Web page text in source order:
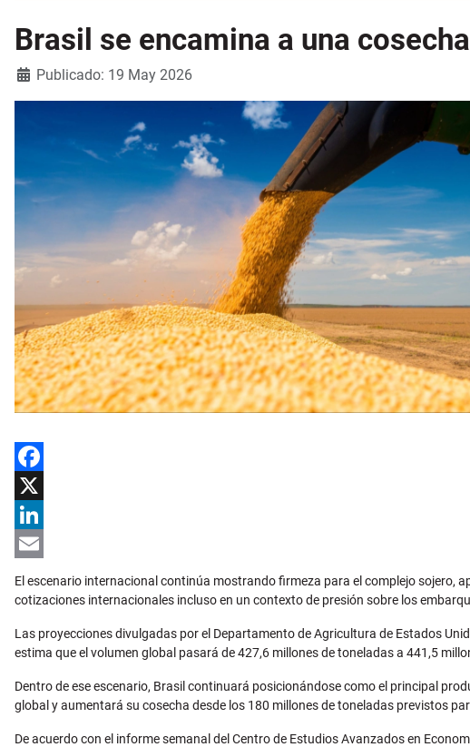
Brasil se encamina a una
Detalles
Publicado: 19 May 2026
Facebook
X
LinkedIn
Email
El escenario internacional continúa mostrando firmeza para el complejo sojero,
cotizaciones internacionales incluso en un contexto de presión sobre los
Las proyecciones divulgadas por el Departamento de Agricultura de Estados
estima que el volumen global pasará de 427,6 millones de toneladas a 441,5
Dentro de ese escenario, Brasil continuará posicionándose como el principal
global y aumentará su cosecha desde los 180 millones de toneladas previstos
De acuerdo con el informe semanal del Centro de Estudios Avanzados en